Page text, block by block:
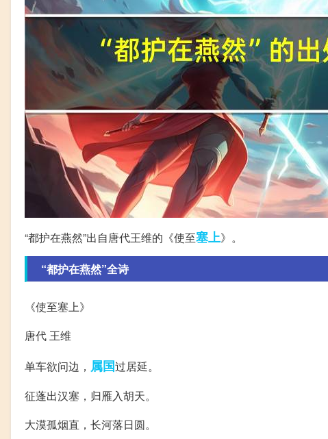
“都护在燕然”出自唐代王维的《使至塞上》。
“都护在燕然”全诗
《使至塞上》
唐代 王维
单车欲问边， 属国过居延。
征蓬出汉塞，归雁入胡天。
大漠孤烟直，长河落日圆。